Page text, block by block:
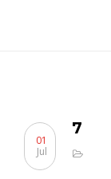
7
01
Jul